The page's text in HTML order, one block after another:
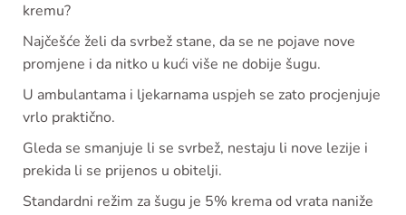
kremu?
Najčešće želi da svrbež stane, da se ne pojave nove
promjene i da nitko u kući više ne dobije šugu.
U ambulantama i ljekarnama uspjeh se zato procjenjuje
vrlo praktično.
Gleda se smanjuje li se svrbež, nestaju li nove lezije i
prekida li se prijenos u obitelji.
Standardni režim za šugu je 5% krema od vrata naniže